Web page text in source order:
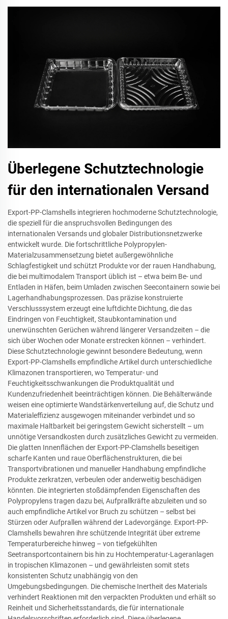
Überlegene Schutztechnologie
für den internationalen Versand
Export-PP-Clamshells integrieren hochmoderne Schutztechnologie,
die speziell für die anspruchsvollen Bedingungen des
internationalen Versands und globaler Distributionsnetzwerke
entwickelt wurde. Die fortschrittliche Polypropylen-
Materialzusammensetzung bietet außergewöhnliche
Schlagfestigkeit und schützt Produkte vor der rauen Handhabung,
die bei multimodalem Transport üblich ist – etwa beim Be- und
Entladen in Häfen, beim Umladen zwischen Seecontainern sowie bei
Lagerhandhabungsprozessen. Das präzise konstruierte
Verschlusssystem erzeugt eine luftdichte Dichtung, die das
Eindringen von Feuchtigkeit, Staubkontamination und
unerwünschten Gerüchen während längerer Versandzeiten – die
sich über Wochen oder Monate erstrecken können – verhindert.
Diese Schutztechnologie gewinnt besondere Bedeutung, wenn
Export-PP-Clamshells empfindliche Artikel durch unterschiedliche
Klimazonen transportieren, wo Temperatur- und
Feuchtigkeitsschwankungen die Produktqualität und
Kundenzufriedenheit beeinträchtigen können. Die Behälterwände
weisen eine optimierte Wandstärkenverteilung auf, die Schutz und
Materialeffizienz ausgewogen miteinander verbindet und so
maximale Haltbarkeit bei geringstem Gewicht sicherstellt – um
unnötige Versandkosten durch zusätzliches Gewicht zu vermeiden.
Die glatten Innenflächen der Export-PP-Clamshells beseitigen
scharfe Kanten und raue Oberflächenstrukturen, die bei
Transportvibrationen und manueller Handhabung empfindliche
Produkte zerkratzen, verbeulen oder anderweitig beschädigen
könnten. Die integrierten stoßdämpfenden Eigenschaften des
Polypropylens tragen dazu bei, Aufprallkräfte abzuleiten und so
auch empfindliche Artikel vor Bruch zu schützen – selbst bei
Stürzen oder Aufprallen während der Ladevorgänge. Export-PP-
Clamshells bewahren ihre schützende Integrität über extreme
Temperaturbereiche hinweg – von tiefgekühlten
Seetransportcontainern bis hin zu Hochtemperatur-Lageranlagen
in tropischen Klimazonen – und gewährleisten somit stets
konsistenten Schutz unabhängig von den
Umgebungsbedingungen. Die chemische Inertheit des Materials
verhindert Reaktionen mit den verpackten Produkten und erhält so
Reinheit und Sicherheitsstandards, die für internationale